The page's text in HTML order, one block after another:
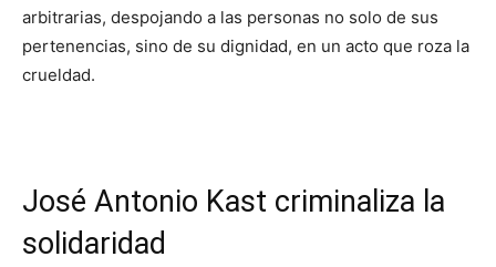
arbitrarias, despojando a las personas no solo de sus
pertenencias, sino de su dignidad, en un acto que roza la
crueldad.
​José Antonio Kast criminaliza la
solidaridad